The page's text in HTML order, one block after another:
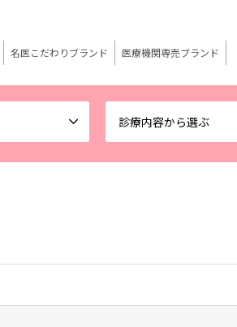
診療内容から選ぶ
名医こだわりブランド 医療機関専売ブランド